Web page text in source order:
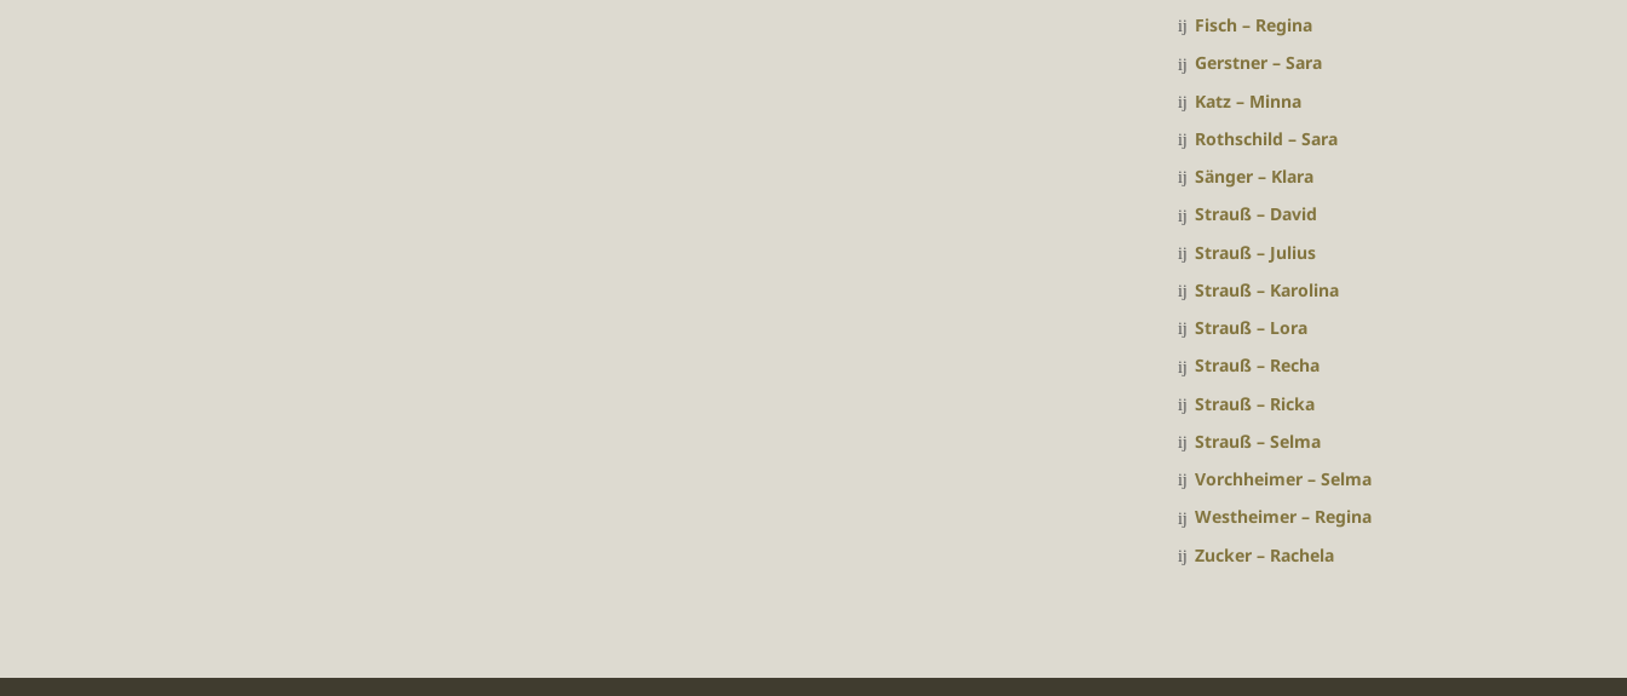
Fisch – Regina
Gerstner – Sara
Katz – Minna
Rothschild – Sara
Sänger – Klara
Strauß – David
Strauß – Julius
Strauß – Karolina
Strauß – Lora
Strauß – Recha
Strauß – Ricka
Strauß – Selma
Vorchheimer – Selma
Westheimer – Regina
Zucker – Rachela